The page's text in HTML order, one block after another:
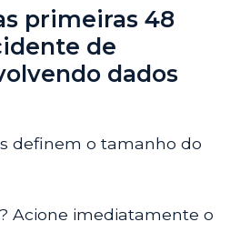
primeiras 48
de
dados
definem o tamanho do
Acione imediatamente o